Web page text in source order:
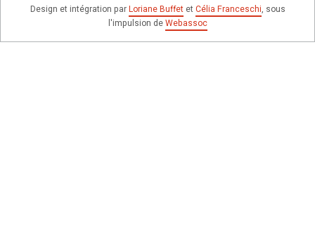
Design et intégration parLoriane Buffetet Célia Franceschi, sous
l'impulsion deWebassoc